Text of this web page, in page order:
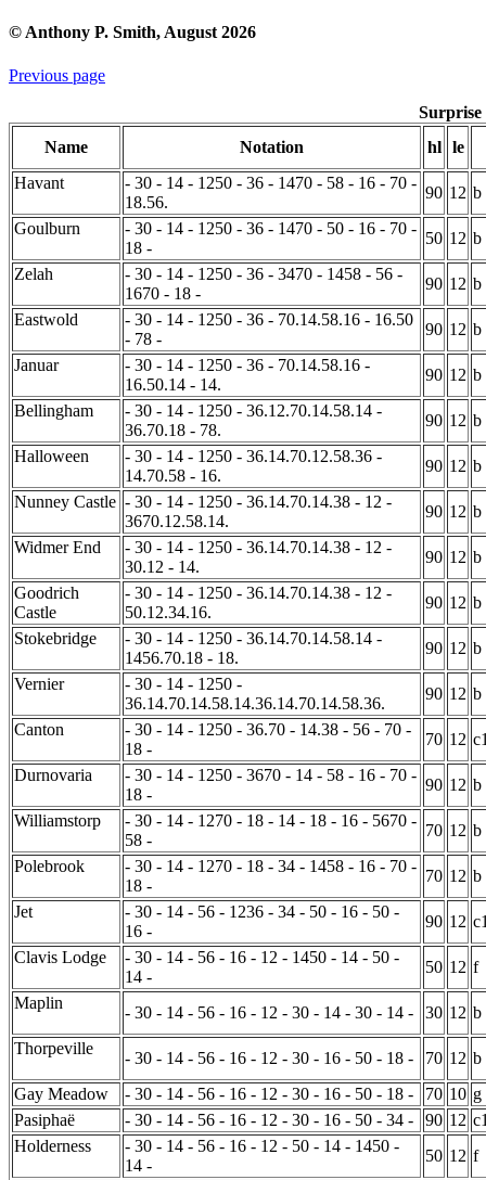
© Anthony P. Smith, August 2026
Previous page
Surprise
Name
Notation hl
le
Havant
- 30 - 14 - 1250 - 36 - 1470 - 58 - 16 - 70 -
18.56.
90 12 b
Goulburn
- 30 - 14 - 1250 - 36 - 1470 - 50 - 16 - 70 -
18 -
50 12 b
Zelah
- 30 - 14 - 1250 - 36 - 3470 - 1458 - 56 -
1670 - 18 -
90 12 b
Eastwold
- 30 - 14 - 1250 - 36 - 70.14.58.16 - 16.50
- 78 -
90 12 b
Januar
- 30 - 14 - 1250 - 36 - 70.14.58.16 -
16.50.14 - 14.
90 12 b
Bellingham
- 30 - 14 - 1250 - 36.12.70.14.58.14 -
36.70.18 - 78.
90 12 b
Halloween
- 30 - 14 - 1250 - 36.14.70.12.58.36 -
14.70.58 - 16.
90 12 b
Nunney Castle - 30 - 14 - 1250 - 36.14.70.14.38 - 12 -
3670.12.58.14.
90 12 b
Widmer End
- 30 - 14 - 1250 - 36.14.70.14.38 - 12 -
30.12 - 14.
90 12 b
Goodrich
Castle
- 30 - 14 - 1250 - 36.14.70.14.38 - 12 -
50.12.34.16.
90 12 b
Stokebridge
- 30 - 14 - 1250 - 36.14.70.14.58.14 -
1456.70.18 - 18.
90 12 b
Vernier
- 30 - 14 - 1250 -
36.14.70.14.58.14.36.14.70.14.58.36.
90 12 b
Canton
- 30 - 14 - 1250 - 36.70 - 14.38 - 56 - 70 -
18 -
70 12
Durnovaria
- 30 - 14 - 1250 - 3670 - 14 - 58 - 16 - 70 -
18 -
90 12 b
Williamstorp
- 30 - 14 - 1270 - 18 - 14 - 18 - 16 - 5670 -
58 -
70 12 b
Polebrook
- 30 - 14 - 1270 - 18 - 34 - 1458 - 16 - 70 -
18 -
70 12 b
Jet
- 30 - 14 - 56 - 1236 - 34 - 50 - 16 - 50 -
16 -
90 12
Clavis Lodge
- 30 - 14 - 56 - 16 - 12 - 1450 - 14 - 50 -
14 -
50 12 f
Maplin
- 30 - 14 - 56 - 16 - 12 - 30 - 14 - 30 - 14 - 30 12 b
Thorpeville
- 30 - 14 - 56 - 16 - 12 - 30 - 16 - 50 - 18 - 70 12 b
Gay Meadow
- 30 - 14 - 56 - 16 - 12 - 30 - 16 - 50 - 18 - 70 10 g
Pasiphaë
- 30 - 14 - 56 - 16 - 12 - 30 - 16 - 50 - 34 - 90 12
Holderness
- 30 - 14 - 56 - 16 - 12 - 50 - 14 - 1450 -
14 -
50 12 f